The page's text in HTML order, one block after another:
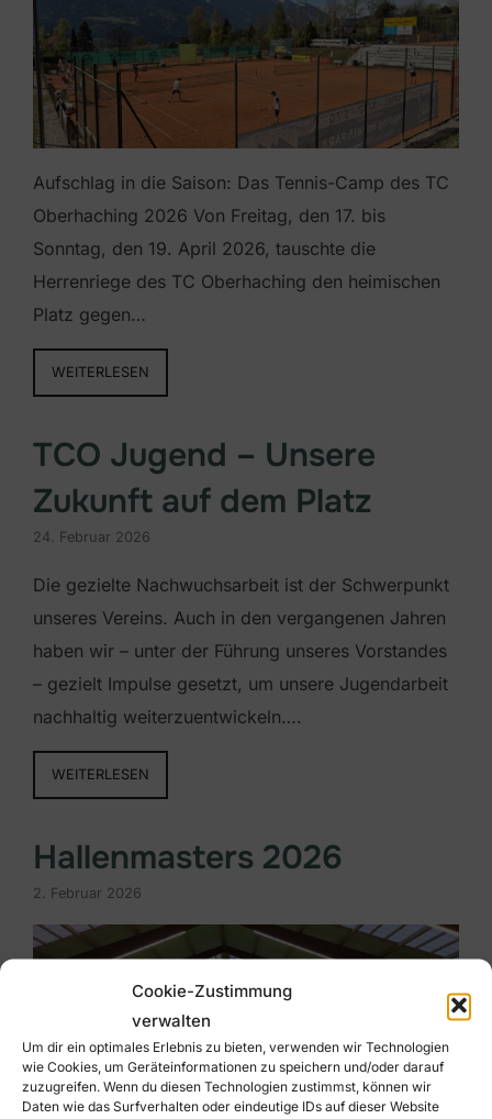
Cookie-Zustimmung
verwalten
Um dir ein optimales Erlebnis zu bieten, verwenden wir Technologien
wie Cookies, um Geräteinformationen zu speichern und/oder darauf
zuzugreifen. Wenn du diesen Technologien zustimmst, können wir
Daten wie das Surfverhalten oder eindeutige IDs auf dieser Website
Aufschlag in die Saison: Das Tennis-Camp des TC
Oberhaching 2026 Von Freitag, den 17. bis
Sonntag, den 19. April 2026, tauschte die
Herrenriege des TC Oberhaching den heimischen
Platz gegen…
WEITERLESEN
TCO Jugend – Unsere
Zukunft auf dem Platz
24. Februar 2026
Die gezielte Nachwuchsarbeit ist der Schwerpunkt
unseres Vereins. Auch in den vergangenen Jahren
haben wir – unter der Führung unseres Vorstandes
– gezielt Impulse gesetzt, um unsere Jugendarbeit
nachhaltig weiterzuentwickeln….
WEITERLESEN
Hallenmasters 2026
2. Februar 2026